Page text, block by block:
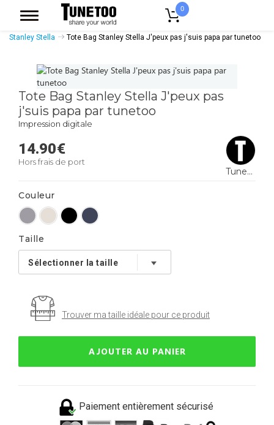
0
Accessoires Casquettes Tote Bags
Stanley Stella
Tote Bag Stanley Stella J'peux pas j'suis papa par tunetoo
Tote Bag Stanley Stella J'peux pas
j'suis papa par tunetoo
Impression digitale
14.90€
Hors frais de port
Tunetoo
Couleur
Taille
Trouver ma taille idéale pour ce produit
AJOUTER AU PANIER
Paiement entièrement sécurisé